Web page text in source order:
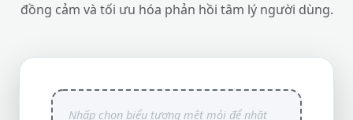
đồng cảm và tối ưu hóa phản hồi tâm lý người dùng.